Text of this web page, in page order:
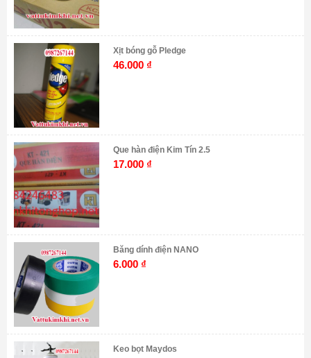
Xịt bóng gỗ Pledge
46.000 ₫
Que hàn điện Kim Tín 2.5
17.000 ₫
Băng dính điện NANO
6.000 ₫
Keo bọt Maydos